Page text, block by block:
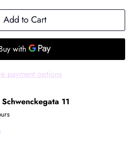
Add to Cart
payment options
Schwenckegata 11